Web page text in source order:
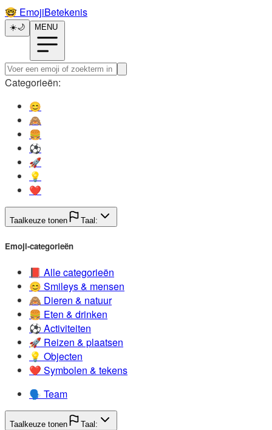
🤓️ EmojiBetekenis
☀️🌙 MENU
Categorieën:
😊️
🙈️
🍔️
⚽️
🚀️
💡️
❤️
Taalkeuze tonen Taal:
Emoji-categorieën
📕️ Alle categorieën
😊️ Smileys & mensen
🙈️ Dieren & natuur
🍔️ Eten & drinken
⚽️ Activiteiten
🚀️ Reizen & plaatsen
💡️ Objecten
❤️ Symbolen & tekens
🗣️ Team
Taalkeuze tonen Taal: